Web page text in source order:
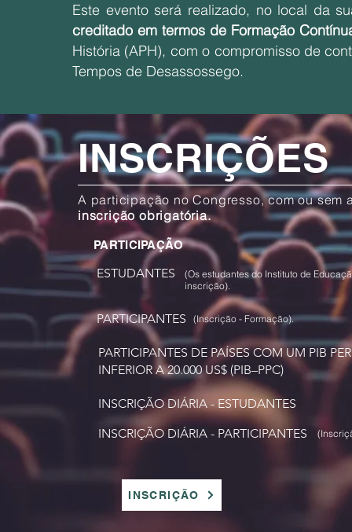
Este evento será realizado, no local da
creditado em termos de Formação
História (APH), com o compromisso de
Tempos de Desassossego.
INSCRIÇÕES
A participação no Congresso, com ou
inscrição obrigatória.
PARTICIPAÇÃO
ESTUDANTES
(Os estudantes do Instituto de
inscrição).
PARTICIPANTES (Inscrição - Formação).
PARTICIPANTES DE PAÍSES COM UM PIB
INFERIOR A 20.000 US$ (PIB–PPC)
INSCRIÇÃO DIÁRIA - ESTUDANTES
INSCRIÇÃO DIÁRIA - PARTICIPANTES
INSCRIÇÃO